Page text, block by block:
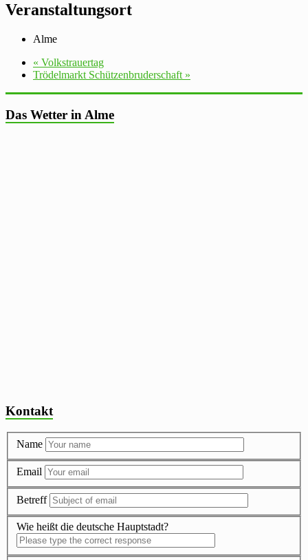
Veranstaltungsort
Alme
« Volkstrauertag
Trödelmarkt Schützenbruderschaft »
Das Wetter in Alme
Kontakt
Name
Email
Betreff
Wie heißt die deutsche Hauptstadt?